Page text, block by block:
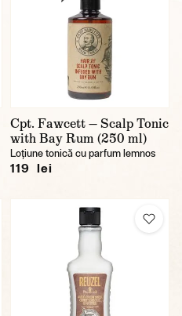
Cpt. Fawcett — Scalp Tonic
with Bay Rum (250 ml)
Loțiune tonică cu parfum lemnos
119 lei